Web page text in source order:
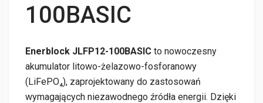
100BASIC
Enerblock JLFP12-100BASIC to nowoczesny
akumulator litowo-żelazowo-fosforanowy
(LiFePO₄), zaprojektowany do zastosowań
wymagających niezawodnego źródła energii. Dzięki